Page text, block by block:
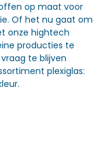
op maat voor
Of het nu gaat om
onze hightech
producties te
te blijven
plexiglas: